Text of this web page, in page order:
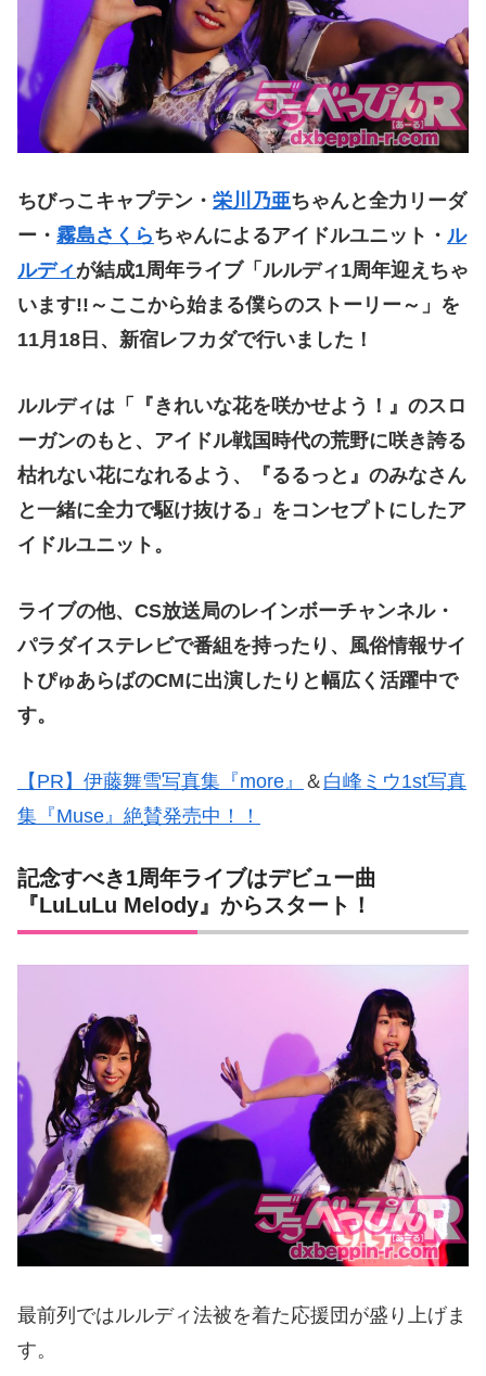
ちびっこキャプテン・ 栄川乃亜ちゃんと全力リーダ
ー・ 霧島さくらちゃんによるアイドルユニット・ ル
ルディが結成1周年ライブ「ルルディ1周年迎えちゃ
います!!～ここから始まる僕らのストーリー～」を
11月18日、新宿レフカダで行いました！
ルルディは「『きれいな花を咲かせよう！』のスロ
ーガンのもと、アイドル戦国時代の荒野に咲き誇る
枯れない花になれるよう、『るるっと』のみなさん
と一緒に全力で駆け抜ける」をコンセプトにしたア
イドルユニット。
ライブの他、CS放送局のレインボーチャンネル・
パラダイステレビで番組を持ったり、風俗情報サイ
トぴゅあらばのCMに出演したりと幅広く活躍中で
す。
【PR】伊藤舞雪写真集『more』 ＆ 白峰ミウ1st写真
集『Muse』絶賛発売中！！
記念すべき1周年ライブはデビュー曲
『LuLuLu Melody』からスタート！
最前列ではルルディ法被を着た応援団が盛り上げま
す。